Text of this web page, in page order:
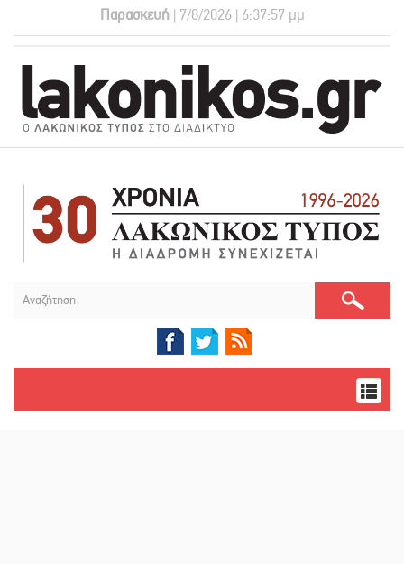
Παρασκευή | 7/8/2026 | 6:37:58 μμ